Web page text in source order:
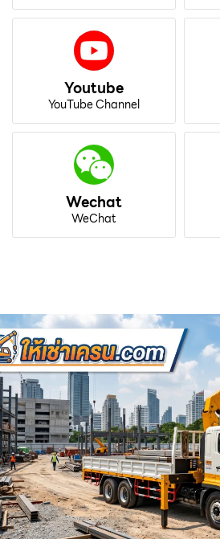
Youtube
YouTube Channel
Wechat
WeChat